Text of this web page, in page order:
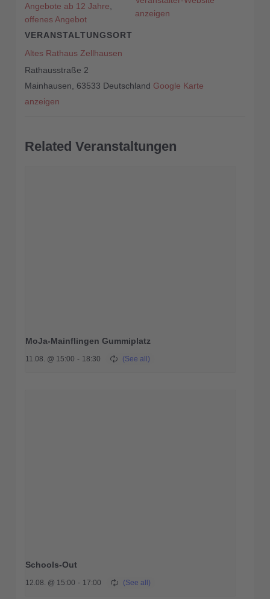
Angebote ab 12 Jahre,
offenes Angebot
VERANSTALTUNGSORT
Altes Rathaus Zellhausen
Rathausstraße 2
Mainhausen, 63533 Deutschland Google Karte
anzeigen
anzeigen
Related Veranstaltungen
MoJa-Mainflingen Gummiplatz
11.08. @ 15:00 - 18:30
Schools-Out
12.08. @ 15:00 - 17:00